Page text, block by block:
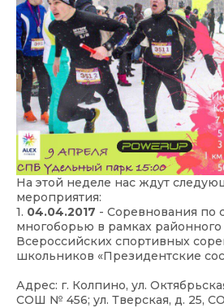
На этой неделе нас ждут
мероприятия:
1. 04.04.2017 - Соревнования по
многоборью в рамках районного
Всероссийских спортивных
школьников «Президентские
Адрес: г. Колпино, ул.
СОШ № 456; ул. Тверская, д. 25,